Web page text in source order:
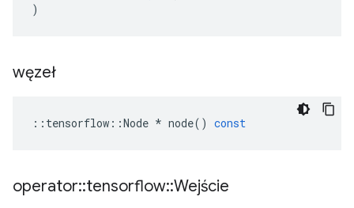
)
węzeł
:: tensorflow ::Node * node() const
operator::tensorflow::Wejście